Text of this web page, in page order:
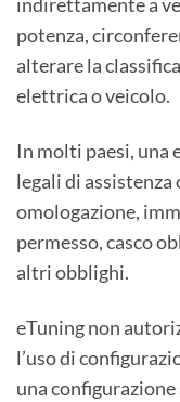
potenza,
alterare la
elettrica o veicolo.
In molti paesi, una
legali di
omologazione,
permesso, casco
altri obblighi.
eTuning non
l’uso di
una